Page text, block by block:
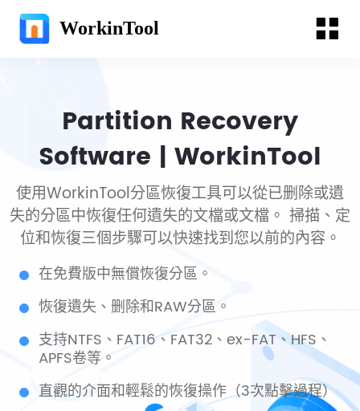
WorkinTool
Partition Recovery
Software | WorkinTool
使用WorkinTool分區恢復工具可以從已删除或遺
失的分區中恢復任何遺失的文檔或文檔。 掃描、定
位和恢復三個步驟可以快速找到您以前的內容。
在免費版中無償恢復分區。
恢復遺失、删除和RAW分區。
支持NTFS、FAT16、FAT32、ex-FAT、HFS、
APFS卷等。
直觀的介面和輕鬆的恢復操作（3次點擊過程）